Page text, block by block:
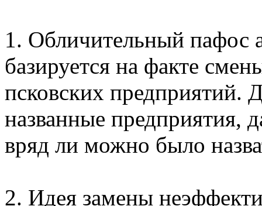
1. Обличительный пафос
базируется на факте
псковских предприятий.
названные предприятия,
вряд ли можно было
2. Идея замены